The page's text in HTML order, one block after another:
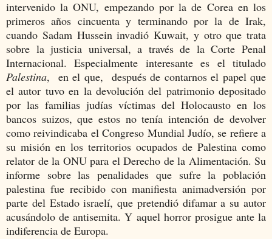
intervenido la ONU, empezando por la de Corea en los
primeros años cincuenta y terminando por la de Irak,
cuando Sadam Hussein invadió Kuwait, y otro que trata
sobre la justicia universal, a través de la Corte Penal
Internacional. Especialmente interesante es el titulado
Palestina, en el que, después de contarnos el papel que
el autor tuvo en la devolución del patrimonio depositado
por las familias judías víctimas del Holocausto en los
bancos suizos, que estos no tenía intención de devolver
como reivindicaba el Congreso Mundial Judío, se refiere a
su misión en los territorios ocupados de Palestina como
relator de la ONU para el Derecho de la Alimentación. Su
informe sobre las penalidades que sufre la población
palestina fue recibido con manifiesta animadversión por
parte del Estado israelí, que pretendió difamar a su autor
acusándolo de antisemita. Y aquel horror prosigue ante la
indiferencia de Europa.